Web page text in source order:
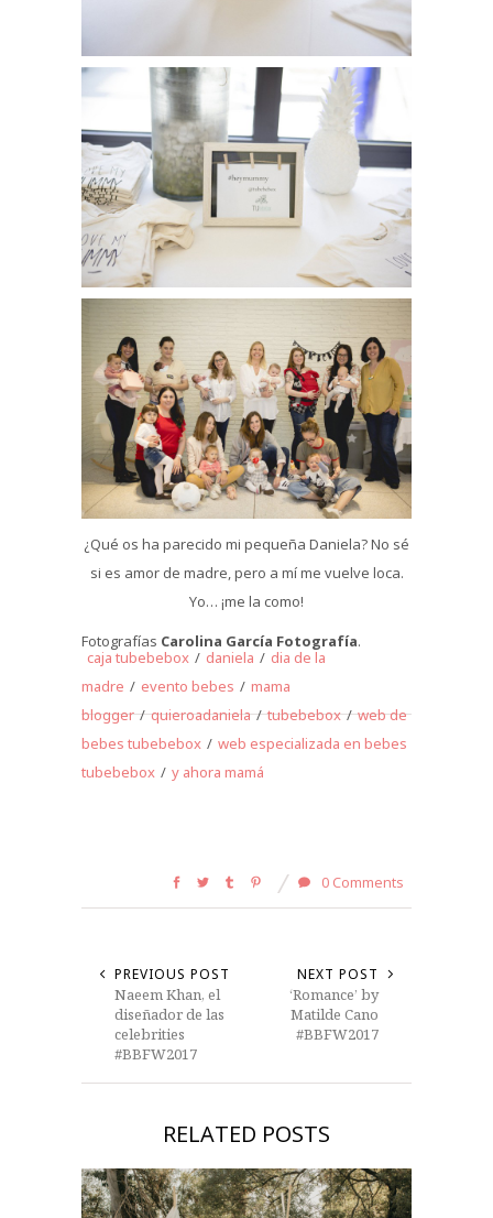
¿Qué os ha parecido mi pequeña Daniela? No sé
si es amor de madre, pero a mí me vuelve loca.
Yo… ¡me la como!
Fotografías Carolina García Fotografía.
caja tubebebox / daniela / dia de la
madre / evento bebes / mama
blogger / quieroadaniela / tubebebox / web de
bebes tubebebox / web especializada en bebes
tubebebox / y ahora mamá
0 Comments
PREVIOUS POST
Naeem Khan, el
diseñador de las
celebrities
#BBFW2017
NEXT POST
‘Romance’ by
Matilde Cano
#BBFW2017
RELATED POSTS